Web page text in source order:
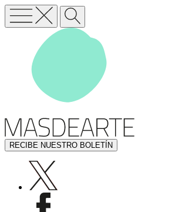
RECIBE NUESTRO BOLETÍN